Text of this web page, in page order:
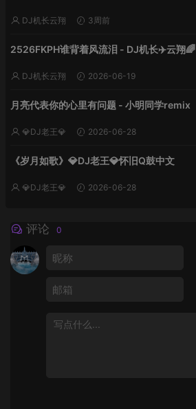
DJ机长云翔 3周前
2526FKPH谁背着风流泪 - DJ机长✈️云翔🌈
DJ机长云翔 2026-06-19
月亮代表你的心里有问题 - 小明同学remix
💎DJ老王💎 2026-06-28
《岁月如歌》💎DJ老王💎怀旧Q鼓中文
💎DJ老王💎 2026-06-28
评论 0